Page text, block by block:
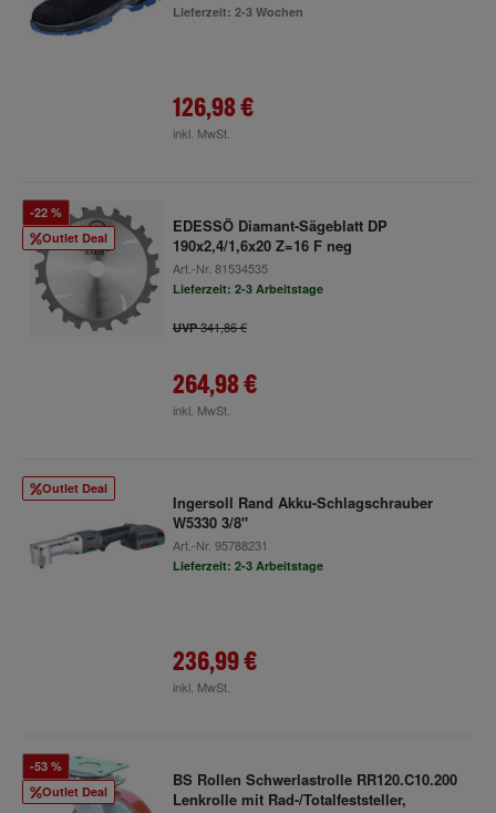
Lieferzeit: 2-3 Wochen
126,98 €
inkl. MwSt.
Outlet Deal
-22 %
EDESSÖ Diamant-Sägeblatt DP
190x2,4/1,6x20 Z=16 F neg
Art.-Nr. 81534535
Lieferzeit: 2-3 Arbeitstage
UVP341,86 €
264,98 €
inkl. MwSt.
Outlet Deal
Ingersoll Rand Akku-Schlagschrauber
W5330 3/8"
Art.-Nr. 95788231
Lieferzeit: 2-3 Arbeitstage
236,99 €
inkl. MwSt.
Outlet Deal
-53 %
BS Rollen Schwerlastrolle RR120.C10.200
Lenkrolle mit Rad-/Totalfeststeller,